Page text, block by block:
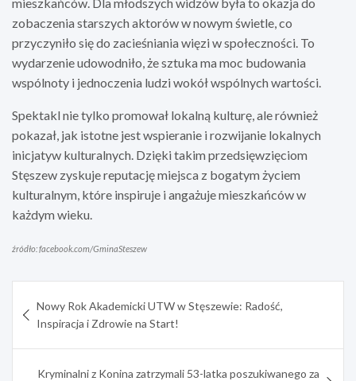
zobaczenia starszych aktorów w nowym świetle, co
przyczyniło się do zacieśniania więzi w społeczności. To
wydarzenie udowodniło, że sztuka ma moc budowania
wspólnoty i jednoczenia ludzi wokół wspólnych wartości.
Spektakl nie tylko promował lokalną kulturę, ale również
pokazał, jak istotne jest wspieranie i rozwijanie lokalnych
inicjatyw kulturalnych. Dzięki takim przedsięwzięciom
Stęszew zyskuje reputację miejsca z bogatym życiem
kulturalnym, które inspiruje i angażuje mieszkańców w
każdym wieku.
źródło: facebook.com/GminaSteszew
wpisu
Nowy Rok Akademicki UTW w Stęszewie: Radość,
Inspiracja i Zdrowie na Start!
Kryminalni z Konina zatrzymali 53-latka poszukiwanego za